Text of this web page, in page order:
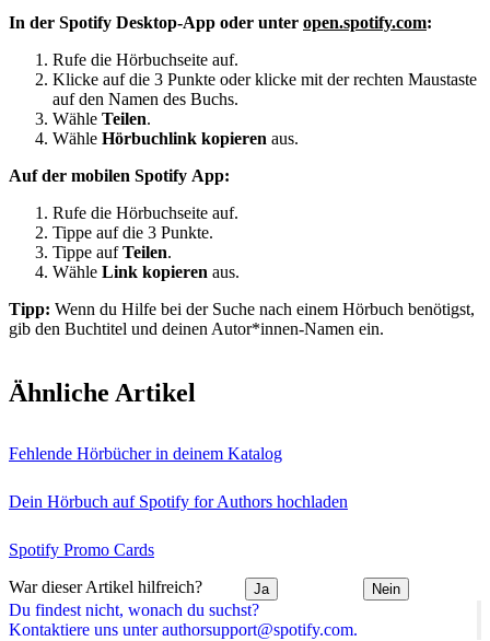
Du findest nicht, wonach du suchst?
Kontaktiere uns unter authorsupport@spotify.com.
In der Spotify Desktop-App oder unter open.spotify.com:
Rufe die Hörbuchseite auf.
Klicke auf die 3 Punkte oder klicke mit der rechten Maustaste
auf den Namen des Buchs.
Wähle Teilen.
Wähle Hörbuchlink kopieren aus.
Auf der mobilen Spotify App:
Rufe die Hörbuchseite auf.
Tippe auf die 3 Punkte.
Tippe aufTeilen.
Wähle Link kopieren aus.
Tipp: Wenn du Hilfe bei der Suche nach einem Hörbuch benötigst,
gib den Buchtitel und deinen Autor*innen-Namen ein.
Ähnliche Artikel
Fehlende Hörbücher in deinem Katalog
Dein Hörbuch auf Spotify for Authors hochladen
Spotify Promo Cards
War dieser Artikel hilfreich? Ja Nein